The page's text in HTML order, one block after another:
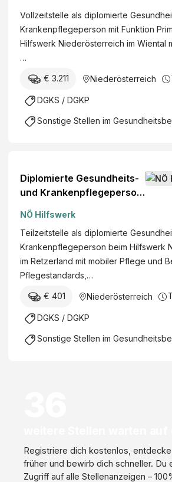
Vollzeitstelle als diplomierte
Krankenpflegeperson mit Funktion
Hilfswerk Niederösterreich im Wiental
…
€ 3.211 Niederösterreich
DGKS / DGKP
Sonstige Stellen im
Diplomierte Gesundheits-
und Krankenpflegeperson
(w/m/d)
NÖ Hilfswerk
Teilzeitstelle als diplomierte
Krankenpflegeperson beim Hilfswerk
im Retzerland mit mobiler Pflege und
Pflegestandards,…
€ 401 Niederösterreich
DGKS / DGKP
Sonstige Stellen im
Registriere dich kostenlos,
früher und bewirb dich schneller. Du
Zugriff auf alle Stellenanzeigen –